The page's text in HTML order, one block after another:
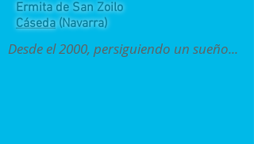
Ermita de San Zoilo
Cáseda(Navarra)
Desde el 2000, persiguiendo un sueño...